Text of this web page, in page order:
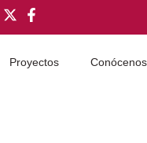
Proyectos Conócenos